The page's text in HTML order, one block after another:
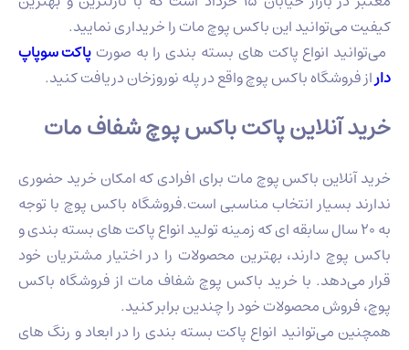
کیفیت می‌توانید این باکس پوچ مات را خریداری نمایید.
می‌توانید انواع پاکت های بسته بندی را به صورتپاکت سوپاپ
داراز فروشگاه باکس پوچ واقع در پله نوروزخان دریافت کنید.
خرید آنلاین پاکت باکس پوچ شفاف مات
خرید آنلاین باکس پوچ مات برای افرادی که امکان خرید حضوری
ندارند بسیار انتخاب مناسبی است.فروشگاه باکس پوچ با توجه
به 20 سال سابقه ای که زمینه تولید انواع پاکت های بسته بندی و
باکس پوچ دارند، بهترین محصولات را در اختیار مشتریان خود
قرار می‌دهد. با خرید باکس پوچ شفاف مات از فروشگاه باکس
پوچ، فروش محصولات خود را چندین برابر کنید.
همچنین می‌توانید انواع پاکت بسته بندی را در ابعاد و رنگ های